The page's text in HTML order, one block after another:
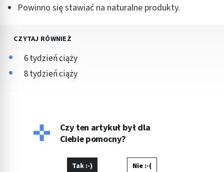
Powinno się stawiać na naturalne produkty.
CZYTAJ RÓWNIEŻ
6 tydzień ciąży
8 tydzień ciąży
Czy ten artykuł był dla
Ciebie pomocny?
Tak :-) Nie :-(